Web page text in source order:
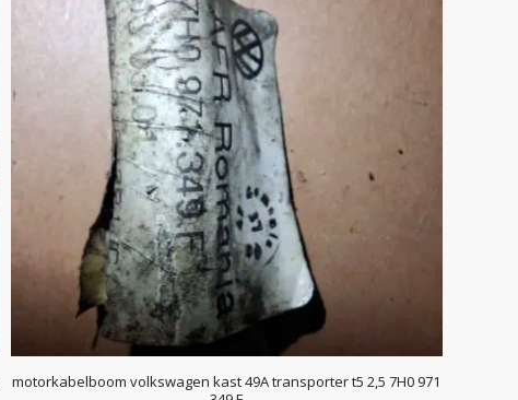
motorkabelboom volkswagen kast 49A transporter t5 2,5 7H0 971